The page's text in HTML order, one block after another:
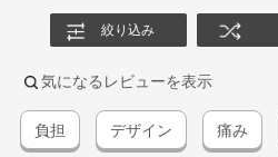
絞り込み
気になるレビューを表示
負担 デザイン 痛み